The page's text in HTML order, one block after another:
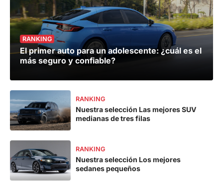
RANKING
El primer auto para un adolescente: ¿cuál es el
más seguro y confiable?
RANKING
Nuestra selección Las mejores SUV
medianas de tres filas
RANKING
Nuestra selección Los mejores
sedanes pequeños